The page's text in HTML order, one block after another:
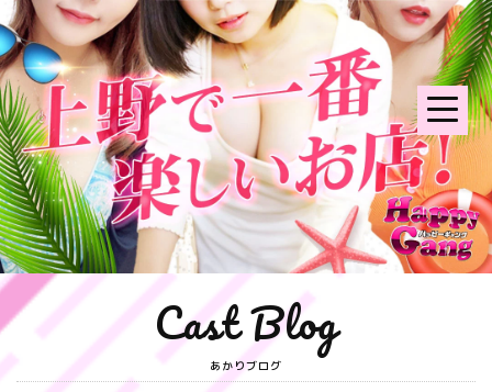
Cast Blog
あかりブログ